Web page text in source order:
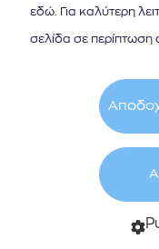
αληθινή
Η Κέρκυρα
τις
ακτογραμμή
σε 217
απαντά
εδώ. Για καλύτερη
σελίδα σε